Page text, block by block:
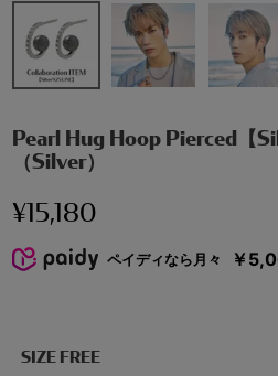
Pearl Hug Hoop Pierced【
（Silver）
¥15,180
ペイディなら月々 ￥
SIZE FREE